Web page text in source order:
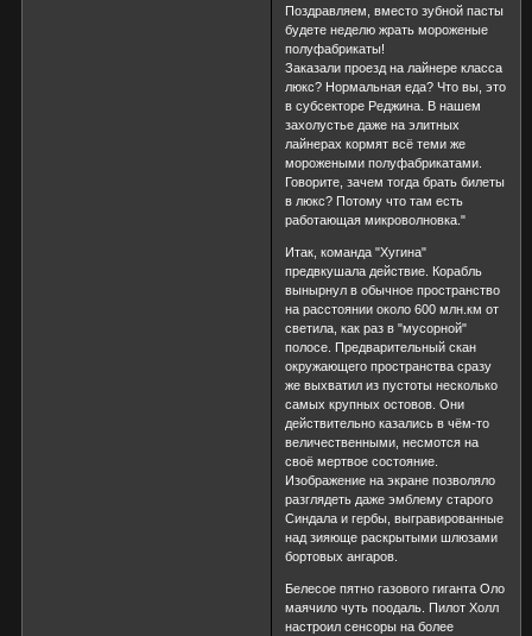
Поздравляем, вместо зубной пасты
будете неделю жрать мороженые
полуфабрикаты!
Заказали проезд на лайнере класса
люкс? Нормальная еда? Что вы, это
в субсекторе Реджина. В нашем
захолустье даже на элитных
лайнерах кормят всё теми же
морожеными полуфабрикатами.
Говорите, зачем тогда брать билеты
в люкс? Потому что там есть
работающая микроволновка."
Итак, команда "Хугина"
предвкушала действие. Корабль
вынырнул в обычное пространство
на расстоянии около 600 млн.км от
светила, как раз в "мусорной"
полосе. Предварительный скан
окружающего пространства сразу
же выхватил из пустоты несколько
самых крупных остовов. Они
действительно казались в чём-то
величественными, несмотся на
своё мертвое состояние.
Изображение на экране позволяло
разглядеть даже эмблему старого
Синдала и гербы, выгравированные
над зияюще раскрытыми шлюзами
бортовых ангаров.
Белесое пятно газового гиганта Оло
маячило чуть поодаль. Пилот Холл
настроил сенсоры на более